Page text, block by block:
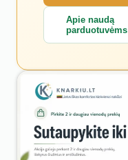
Apie naudą
parduotuvėms